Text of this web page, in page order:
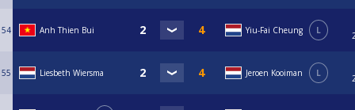
54 Anh Thien Bui Yiu-Fai Cheung L
55 Liesbeth Wiersma Jeroen Kooiman L